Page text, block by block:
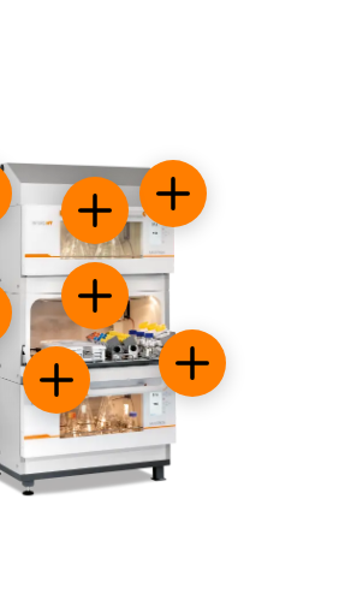
opcionales disponibles:
apilable
Control de la
Facilidad de uso
Amplio espacio interior
Iluminación LED
Filtración HEPA avanzada